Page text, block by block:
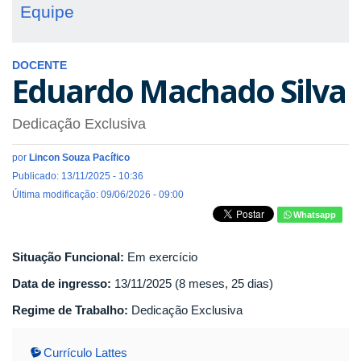
Equipe
DOCENTE
Eduardo Machado Silva
Dedicação Exclusiva
por Lincon Souza Pacífico
Publicado: 13/11/2025 - 10:36
Última modificação: 09/06/2026 - 09:00
Whatsapp
Situação Funcional: Em exercício
Data de ingresso: 13/11/2025 (8 meses, 25 dias)
Regime de Trabalho: Dedicação Exclusiva
Currículo Lattes